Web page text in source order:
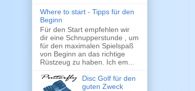
Where to start - Tipps für den
Beginn
Für den Start empfehlen wir
dir eine Schnupperstunde , um
für den maximalen Spielspaß
von Beginn an das richtige
Rüstzeug zu haben. Ich em...
Disc Golf für den
guten Zweck